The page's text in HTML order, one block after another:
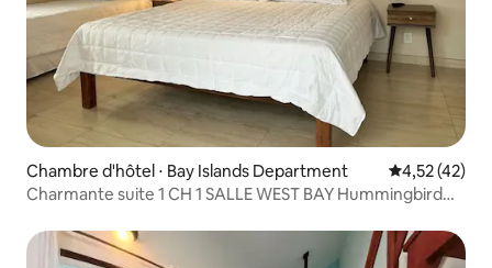
Chambre d'hôtel ⋅ Bay Islands Department Évaluation
4,52 (42)
Charmante suite 1 CH 1 SALLE WEST BAY Hummingbird